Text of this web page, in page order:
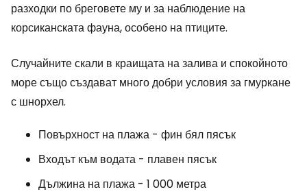
разходки по бреговете му и за наблюдение на
корсиканската фауна, особено на птиците.
Случайните скали в краищата на залива и спокойното
море също създават много добри условия за гмуркане
с шнорхел.
Повърхност на плажа - фин бял пясък
Входът към водата - плавен пясък
Дължина на плажа - 1 000 метра